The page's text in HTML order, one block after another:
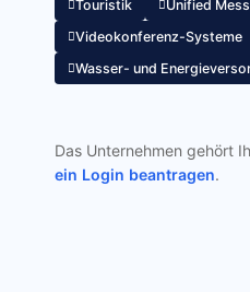
Touristik
Unified
Videokonferenz-Systeme
Wasser- und
Das Unternehmen gehört
ein Login beantragen.